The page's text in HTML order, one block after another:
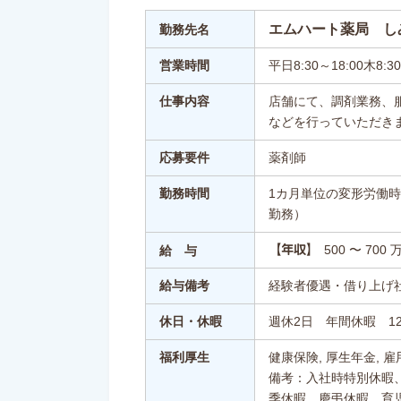
勤務先名 エムハート薬局 し
営業時間 平日8:30～18:00木
仕事内容
店舗にて、調剤業務、
などを行っていただき
応募要件 薬剤師
勤務時間
1カ月単位の変形労働
勤務）
給 与 【年収】 500 〜 700
給与備考 経験者優遇・借り上げ
休日・休暇 週休2日 年間休暇
福利厚生
健康保険, 厚生年金, 雇
備考：入社時特別休暇
季休暇、慶弔休暇、